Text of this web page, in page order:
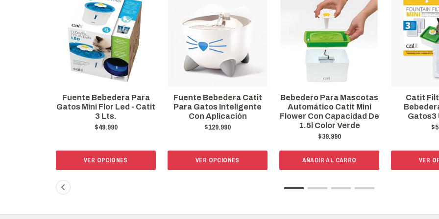
Fuente Bebedera Catit
Para Gatos Inteligente
Con Aplicación
$129.990
VER OPCIONES
Bebedero Para Mascotas
Automático Catit Mini
Flower Con Capacidad De
1.5l Color Verde
AÑADIR AL CARRO
Catit Filtro Fuente
Bebedera Mini Para
Gatos3 Unidades
$5.990
VER OPCIONES
Flower
VER